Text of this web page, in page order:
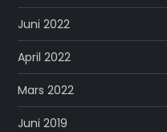
Juni 2022
April 2022
Mars 2022
Juni 2019